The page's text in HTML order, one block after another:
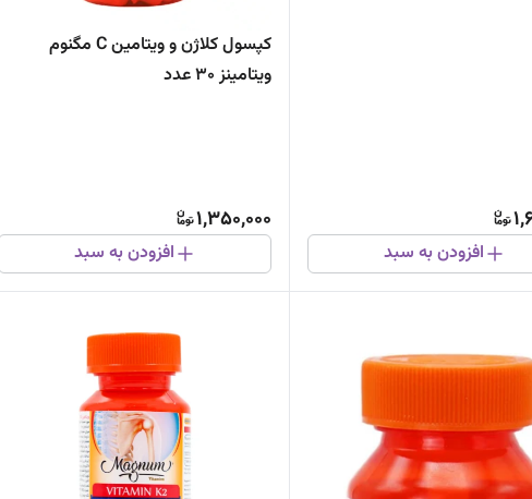
افزودن به سبد
کپسول کلاژن و ویتامین C مگنوم
ویتامینز 30 عدد
1,350,000
افزودن به سبد